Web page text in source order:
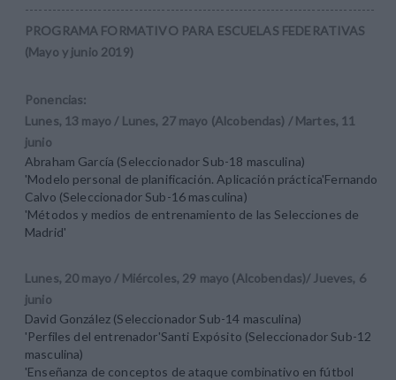
-----------------------------------------------------------------------------
PROGRAMA FORMATIVO PARA ESCUELAS FEDERATIVAS
(Mayo y junio 2019)
Ponencias:
Lunes, 13 mayo / Lunes, 27 mayo (Alcobendas) / Martes, 11
junio
Abraham García (Seleccionador Sub-18 masculina)
'Modelo personal de planificación. Aplicación práctica'Fernando
Calvo (Seleccionador Sub-16 masculina)
'Métodos y medios de entrenamiento de las Selecciones de
Madrid'
Lunes, 20 mayo / Miércoles, 29 mayo (Alcobendas)/ Jueves, 6
junio
David González (Seleccionador Sub-14 masculina)
'Perfiles del entrenador'Santi Expósito (Seleccionador Sub-12
masculina)
'Enseñanza de conceptos de ataque combinativo en fútbol